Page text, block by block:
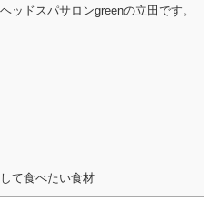
ッドスパサロンgreenの立田です。
て食べたい食材